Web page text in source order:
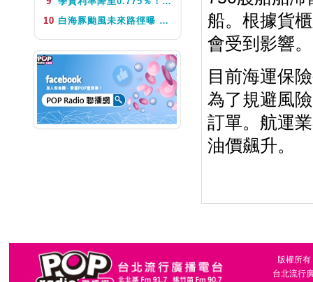
10 白海豚颱風未來路徑曝 今體感飆39度 午後山區防大雨
船。根據貨
會受到影響。
目前海運保
為了規避風
訂單。航運
油價飆升。
版權所
台北流行